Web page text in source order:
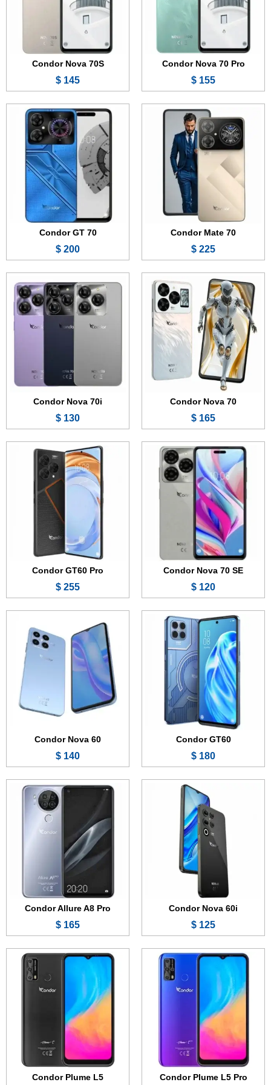
Condor Nova 70 Pro
155 $
Condor Nova 70S
145 $
Condor Mate 70
225 $
الكاميرا:
المعالج:
البطارية والشحن السريع:
عرض الموصفات ←
Condor GT 70
200 $
الكاميرا:
المعالج:
البطارية والشحن السريع:
عرض الموصفات ←
Condor Nova 70
165 $
الشاشة:6.6 بوصة - 90 هرتز - IPS LCD
الذاكرة:256 جيجابايت
الكاميرا:50 + 0.8 + 0.8 ميجابكسل
المعالج:
البطارية والشحن السريع:
عرض الموصفات ←
Condor Nova 70i
130 $
الشاشة:6.6 بوصة - 90 هرتز - IPS LCD
الذاكرة:128 جيجابايت
الرام:
الكاميرا: 50 + 0.3 + 0.3 ميجابكسل
المعالج:Unisoc T606
البطارية والشحن السريع:5000 مللي أمبير - 18 واط
عرض الموصفات ←
Condor Nova 70 SE
120 $
الشاشة:6.6 بوصة - 90 هرتز - IPS LCD
الذاكرة:128 جيجابايت
الرام:
الكاميرا:13 + 0.3 + 0.3 ميجابكسل
المعالج:Unisoc T606
البطارية والشحن السريع:5000 مللي أمبير
عرض الموصفات ←
Condor GT60 Pro
255 $
الشاشة:6.67 بوصة - 120 هرتز - AMOLED
الذاكرة:256 جيجابايت
الرام:12 جيجابايت
البطارية والشحن السريع:
5000 مللي أمبير - 33 واط
عرض الموصفات ←
Condor GT60
180 $
الشاشة:6.78 بوصة - 90 هرتز - IPS LCD
الذاكرة: 128 جيجابايت
8 جيجابايت
الكاميرا:50 + 5 + 0.3 + 0.3 ميجابكسل
المعالج:MediaTek Helio G88
البطارية والشحن السريع:
عرض الموصفات ←
Condor Nova 60
140 $
الشاشة:
الذاكرة:64 أو 128 جيجابايت
الرام:
الكاميرا:
Mediatek Helio G36
البطارية والشحن السريع:
عرض الموصفات ←
Condor Nova 60i
125 $
الشاشة:6.56 بوصة - 90 هرتز - IPS LCD
الذاكرة:64 جيجابايت
الرام:4 جيجابايت
الكاميرا:13 + 2 + 0.3 + 0.3 ميجابكسل
المعالج:Mediatek Helio G36
البطارية والشحن السريع:5000 مللي أمبير
عرض الموصفات ←
Condor Allure A8 Pro
165 $
الشاشة:
الذاكرة الداخلية:
الرام:4 جيجابايت
الكاميرا:16 + 5 + 2 + 2 ميجابكسل
المعالج:MediaTek Helio A25
البطارية:5000 مللي أمبير
عرض الموصفات ←
Condor Plume L5 Pro
الذاكرة الداخلية: 32 جيجابايت
13 + 2 + 0.3 ميجابكسل
البطارية:
عرض الموصفات ←
Condor Plume L5
الذاكرة الداخلية:
الرام:
الكاميرا:8 + 2 + 0.3 ميجابكسل
المعالج:
عرض الموصفات ←
الشاشة:6.3 بوصة - 1080x2340 بكسل
الذاكرة الداخلية:
الكاميرا:
المعالج:Mediatek Helio P35
البطارية:4000 مللي أمبير
عرض الموصفات ←
الشاشة:
الذاكرة الداخلية:
الكاميرا:
المعالج:Mediatek Helio P22
البطارية:4000 مللي أمبير
عرض الموصفات ←